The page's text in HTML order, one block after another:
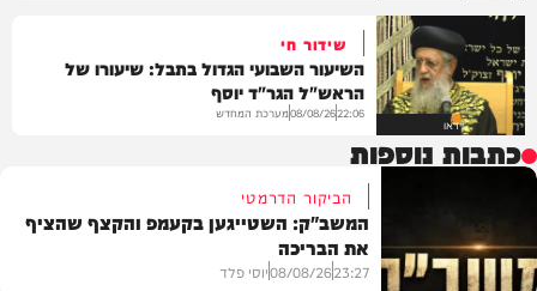
וידאו
שידור חי
השיעור השבועי הגדול בתבל: שיעורו של
הראש"ל הגר"ד יוסף
22:06
08/08/26מערכת המחדש
כתבות נוספות
הביקור הדרמטי
המשב"ק: השטייגען בקעמפ והקצף שהציף
את הבריכה
23:27
08/08/26יוסי פלד